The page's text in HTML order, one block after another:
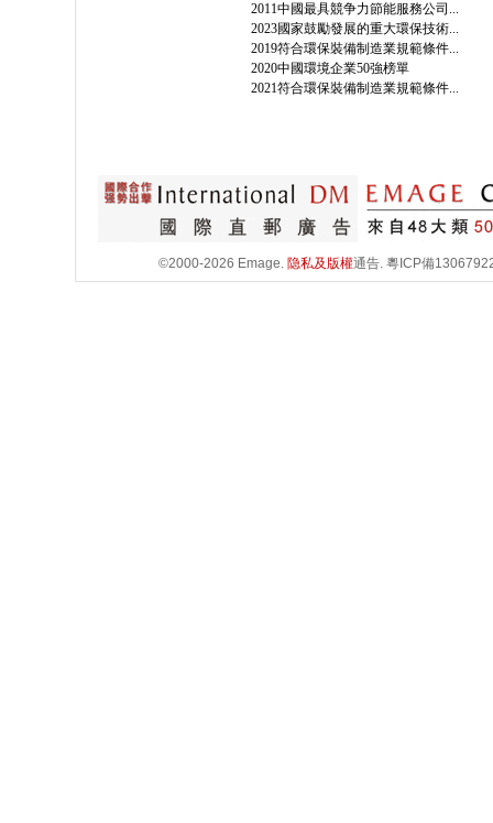
2011中國最具競争力節能服務公司...
2023國家鼓勵發展的重大環保技術...
2019符合環保裝備制造業規範條件...
2020中國環境企業50強榜單
2021符合環保裝備制造業規範條件...
©2000-2026 Emage. 隐私及版權通告. 粵ICP備